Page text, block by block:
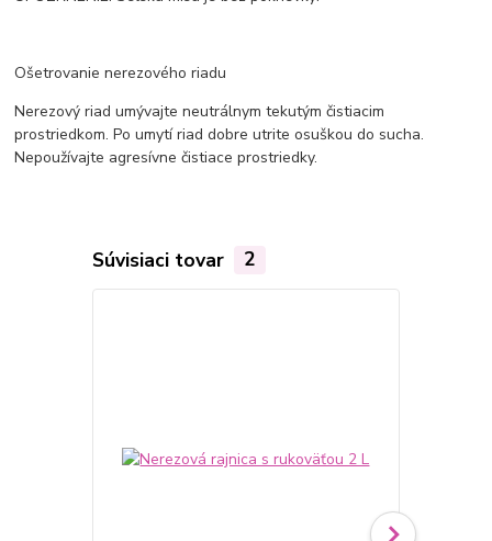
Ošetrovanie nerezového riadu
Nerezový riad umývajte neutrálnym tekutým čistiacim
prostriedkom. Po umytí riad dobre utrite osuškou do sucha.
Nepoužívajte agresívne čistiace prostriedky.
Súvisiaci tovar 2